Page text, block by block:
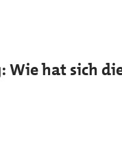
Wie hat sich